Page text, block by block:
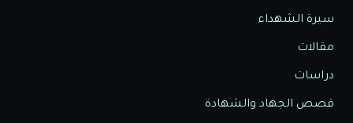
سيرة الشهداء
مقالات
دراسات
قصص الجهاد والشهادة